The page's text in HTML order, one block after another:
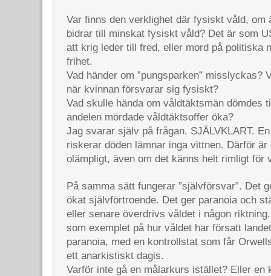
Var finns den verklighet där fysiskt våld, om
bidrar till minskat fysiskt våld? Det är som
att krig leder till fred, eller mord på politiska
frihet.
Vad händer om ”pungsparken” misslyckas?
när kvinnan försvarar sig fysiskt?
Vad skulle hända om våldtäktsmän dömdes
andelen mördade våldtäktsoffer öka?
Jag svarar själv på frågan. SJÄLVKLART.
riskerar döden lämnar inga vittnen. Därför
olämpligt, även om det känns helt rimligt för
På samma sätt fungerar ”självförsvar”. Det
ökat självförtroende. Det ger paranoia och
eller senare överdrivs våldet i någon
som exemplet på hur våldet har försatt
paranoia, med en kontrollstat som får
ett anarkistiskt dagis.
Varför inte gå en målarkurs istället? Eller en